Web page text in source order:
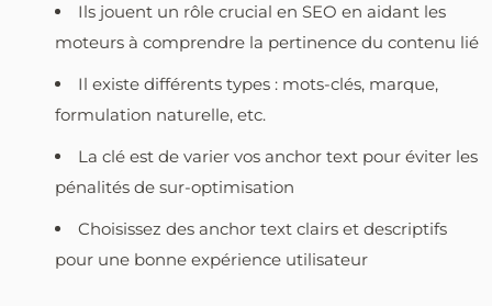
Ils jouent un rôle crucial en SEO en aidant les
moteurs à comprendre la pertinence du contenu lié
Il existe différents types : mots-clés, marque,
formulation naturelle, etc.
La clé est de varier vos anchor text pour éviter les
pénalités de sur-optimisation
Choisissez des anchor text clairs et descriptifs
pour une bonne expérience utilisateur